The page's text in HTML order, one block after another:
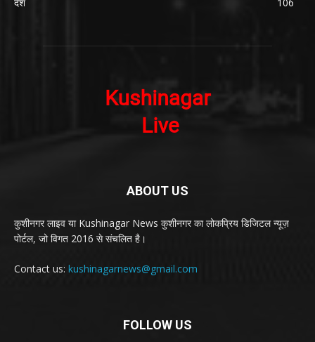
ABOUT US
कुशीनगर लाइव या Kushinagar News कुशीनगर का लोकप्रिय डिजिटल न्यूज़
पोर्टल, जो विगत 2016 से संचलित है।
Contact us: kushinagarnews@gmail.com
FOLLOW US